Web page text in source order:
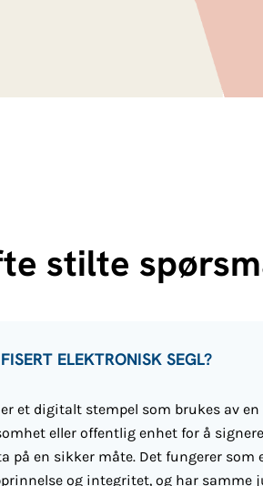
stilte
ELEKTRONISK SEGL?
et digitalt stempel som brukes av en
eller offentlig enhet for å signere
på en sikker måte. Det fungerer som
og integritet, og har samme